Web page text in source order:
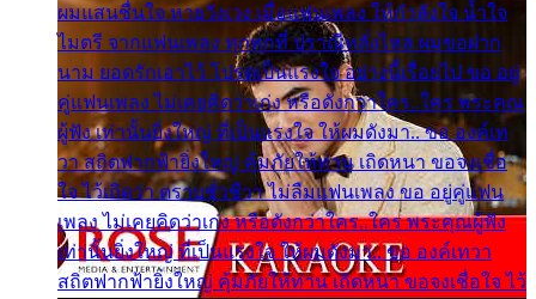
ผมแสนชื่นใจ หายวังเวง เมื่อแฟนเพลง ให้กำลังใจ น้ำใจ
ไมตรี จากแฟนเพลง ทุกทุกที่ ปราณีหลั่งไหล ผมขอฝาก
นาม ยอดรักเอาไว้ โปรดเป็นแรงใจ อย่างนี้เรื่อยไป ขอ อยู่
คู่แฟนเพลง ไม่เคยคิดว่าเก่ง หรือดังกว่าใคร..ใคร พระคุณ
ผู้ฟัง เท่านั้นยิ่งใหญ่ ที่เป็นแรงใจ ให้ผมดังมา.. ขอ องค์เท
วา สถิตฟากฟ้ายิ่งใหญ่ คุ้มภัยให้ท่าน เถิดหนา ขอจงเชื่อ
ใจ ไว้เถิดว่า ตราบชั่วชีวา ไม่ลืมแฟนเพลง ขอ อยู่คู่แฟน
เพลง ไม่เคยคิดว่าเก่ง หรือดังกว่าใคร..ใคร พระคุณผู้ฟัง
เท่านั้นยิ่งใหญ่ ที่เป็นแรงใจ ให้ผมดังมา.. ขอ องค์เทวา
สถิตฟากฟ้ายิ่งใหญ่ คุ้มภัยให้ท่าน เถิดหนา ขอจงเชื่อใจ ไว้